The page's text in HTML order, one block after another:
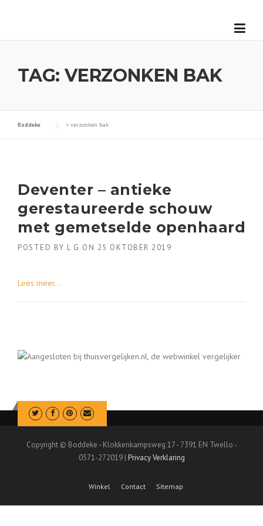
TAG: VERZONKEN BAK
Boddeke > verzonken bak
Deventer – antieke
gerestaureerde schouw
met gemetselde openhaard
POSTED BY L G ON 25 OKTOBER 2019
Lees meer...
Copyright © Boddeke - Klokkenkampsweg 17 - 7391 EN Twello -
0571-272019 | Privacy Verklaring
Winkel Contact Sitemap